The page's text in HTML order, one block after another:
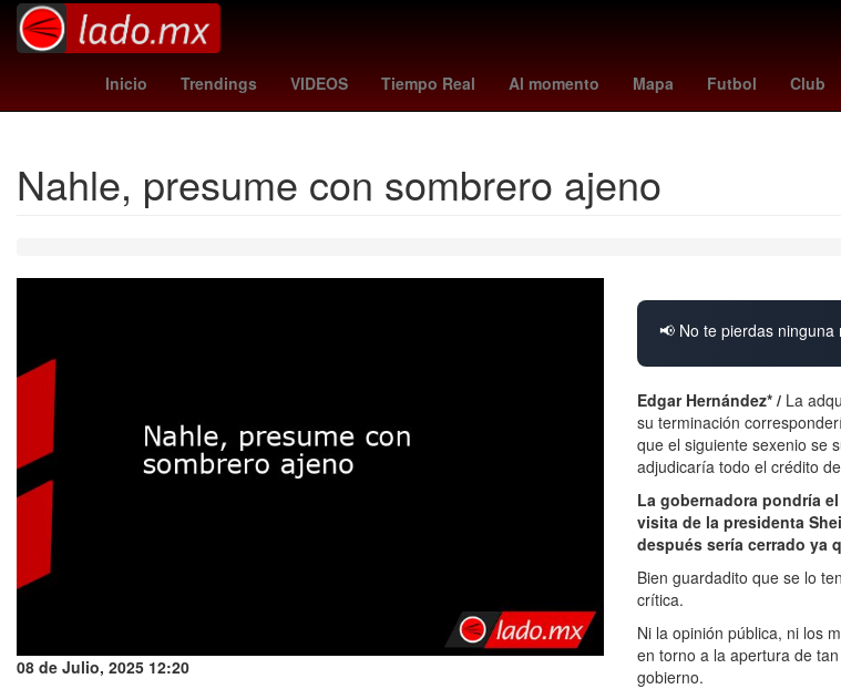
Inicio Trendings VIDEOS Tiempo Real Al momento Mapa Futbol Club
China Calzada Zavaleta vincular linea Aguascalientes Senador
Nahle, presume con sombrero ajeno
08 de Julio, 2025 12:20
📢 No te pierdas
Edgar Hernández* / La
su terminación
que el siguiente sexenio se
adjudicaría todo el crédito
La gobernadora pondría
visita de la presidenta
después sería cerrado ya
Bien guardadito que se lo
crítica.
Ni la opinión pública, ni los
en torno a la apertura de
gobierno.